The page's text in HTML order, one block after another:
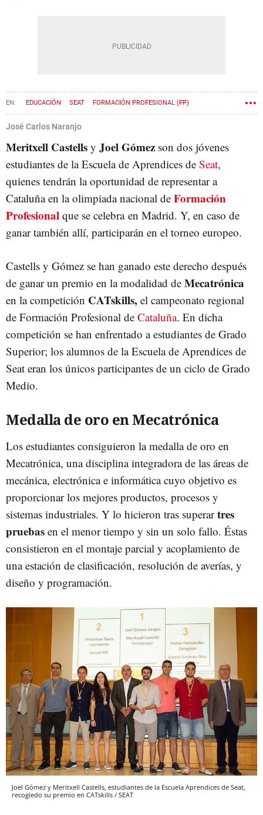
EDUCACIÓN SEAT FORMACIÓN PROFESIONAL (FP)
José Carlos Naranjo
Meritxell Castells y Joel Gómez son dos jóvenes
estudiantes de la Escuela de Aprendices de Seat,
quienes tendrán la oportunidad de representar a
Cataluña en la olimpiada nacional de Formación
Profesional que se celebra en Madrid. Y, en caso de
ganar también allí, participarán en el torneo europeo.
Castells y Gómez se han ganado este derecho después
de ganar un premio en la modalidad de Mecatrónica
en la competición CATskills, el campeonato regional
de Formación Profesional de Cataluña. En dicha
competición se han enfrentado a estudiantes de Grado
Superior; los alumnos de la Escuela de Aprendices de
Seat eran los únicos participantes de un ciclo de Grado
Medio.
Medalla de oro en Mecatrónica
Los estudiantes consiguieron la medalla de oro en
Mecatrónica, una disciplina integradora de las áreas de
mecánica, electrónica e informática cuyo objetivo es
proporcionar los mejores productos, procesos y
sistemas industriales. Y lo hicieron tras superartres
pruebas en el menor tiempo y sin un solo fallo. Éstas
consistieron en el montaje parcial y acoplamiento de
una estación de clasificación, resolución de averías, y
diseño y programación.
Joel Gómez y Meritxell Castells, estudiantes de la Escuela Aprendices de Seat,
recogiedo su premio en CATskills / SEAT